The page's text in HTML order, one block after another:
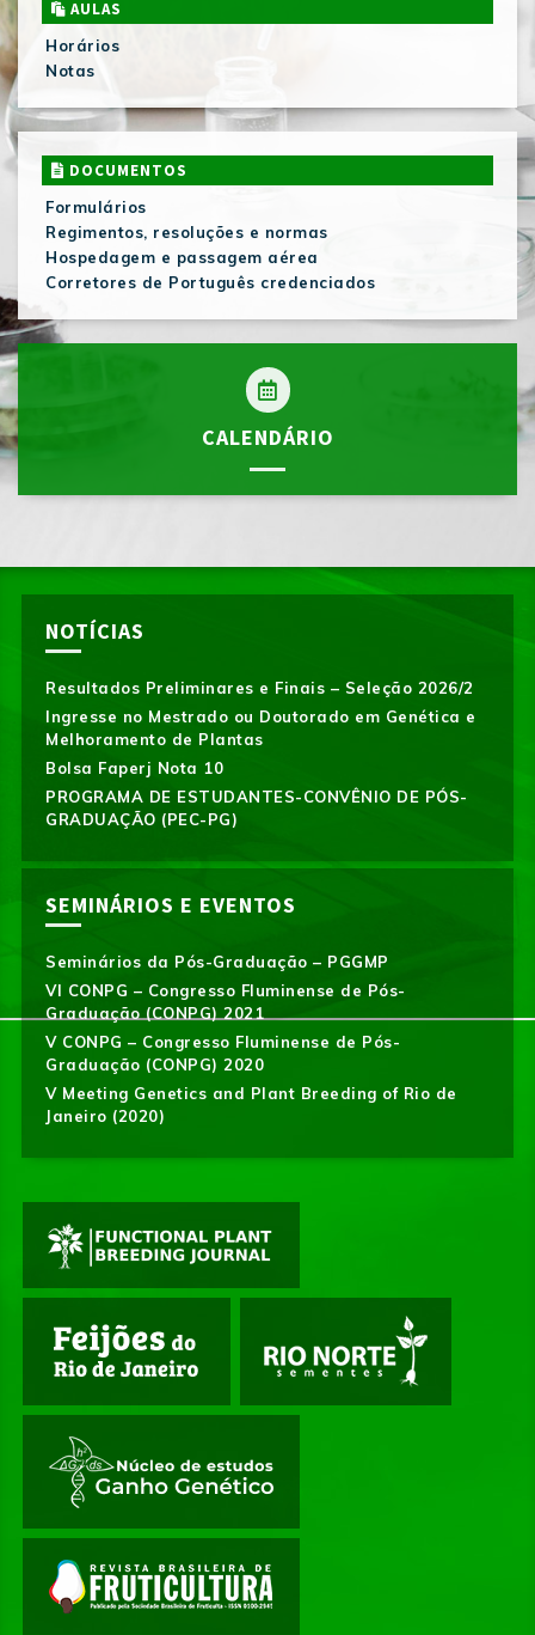
AULAS
Horários
Notas
DOCUMENTOS
Formulários
Regimentos, resoluções e normas
Hospedagem e passagem aérea
Corretores de Português credenciados
CALENDÁRIO
NOTÍCIAS
Resultados Preliminares e Finais – Seleção 2026/2
Ingresse no Mestrado ou Doutorado em Genética e
Melhoramento de Plantas
Bolsa Faperj Nota 10
PROGRAMA DE ESTUDANTES-CONVÊNIO DE PÓS-
GRADUAÇÃO (PEC-PG)
SEMINÁRIOS E EVENTOS
Seminários da Pós-Graduação – PGGMP
VI CONPG – Congresso Fluminense de Pós-
Graduação (CONPG) 2021
V CONPG – Congresso Fluminense de Pós-
Graduação (CONPG) 2020
V Meeting Genetics and Plant Breeding of Rio de
Janeiro (2020)